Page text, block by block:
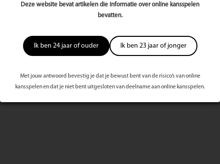
Deze website bevat artikelen die informatie over online kansspelen
bevatten.
Ik ben 24 jaar of ouder Ik ben 23 jaar of jonger
Met jouw antwoord bevestig je dat je bewust bent van de risico’s van online
kansspelen en dat je niet bent uitgesloten van deelname aan online kansspelen.
Meest bekeken dit kwartaal